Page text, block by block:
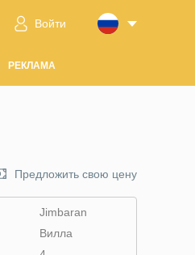
Войти
РЕКЛАМА
Предложить свою цену
Jimbaran
Вилла